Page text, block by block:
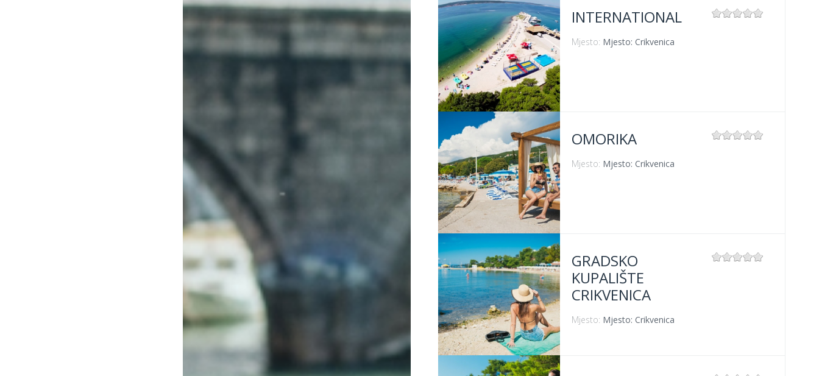
VIŠE INFORMACIJA
INTERNATIONAL
Mjesto: Mjesto: Crikvenica
OMORIKA
Mjesto: Mjesto: Crikvenica
GRADSKO
KUPALIŠTE
CRIKVENICA
Mjesto: Mjesto: Crikvenica